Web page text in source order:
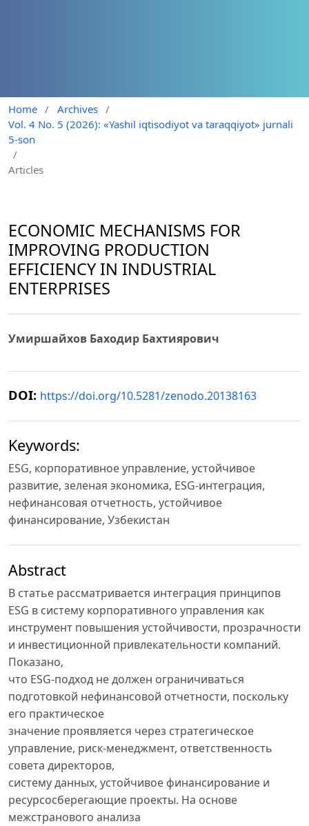
Home / Archives /
Vol. 4 No. 5 (2026): «Yashil iqtisodiyot va taraqqiyot» jurnali
5-son
/
Articles
ECONOMIC MECHANISMS FOR
IMPROVING PRODUCTION
EFFICIENCY IN INDUSTRIAL
ENTERPRISES
Умиршайхов Баходир Бахтиярович
DOI: https://doi.org/10.5281/zenodo.20138163
Keywords:
ESG, корпоративное управление, устойчивое
развитие, зеленая экономика, ESG-интеграция,
нефинансовая отчетность, устойчивое
финансирование, Узбекистан
Abstract
В статье рассматривается интеграция принципов
ESG в систему корпоративного управления как
инструмент повышения устойчивости, прозрачности
и инвестиционной привлекательности компаний.
Показано,
что ESG-подход не должен ограничиваться
подготовкой нефинансовой отчетности, поскольку
его практическое
значение проявляется через стратегическое
управление, риск-менеджмент, ответственность
совета директоров,
систему данных, устойчивое финансирование и
ресурсосберегающие проекты. На основе
межстранового анализа